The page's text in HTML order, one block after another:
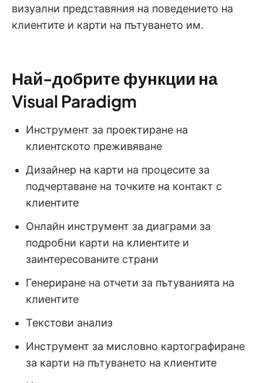
визуални представяния на поведението на
клиентите и карти на пътуването им.
Най-добрите функции на
Visual Paradigm
Инструмент за проектиране на
клиентското преживяване
Дизайнер на карти на процесите за
подчертаване на точките на контакт с
клиентите
Онлайн инструмент за диаграми за
подробни карти на клиентите и
заинтересованите страни
Генериране на отчети за пътуванията на
клиентите
Текстови анализ
Инструмент за мисловно картографиране
за карти на пътуването на клиентите